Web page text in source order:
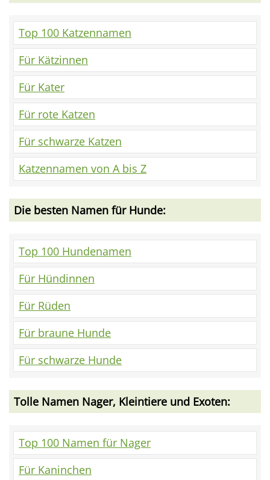
Top 100 Katzennamen
Für Kätzinnen
Für Kater
Für rote Katzen
Für schwarze Katzen
Katzennamen von A bis Z
Die besten Namen für Hunde:
Top 100 Hundenamen
Für Hündinnen
Für Rüden
Für braune Hunde
Für schwarze Hunde
Tolle Namen Nager, Kleintiere und Exoten:
Top 100 Namen für Nager
Für Kaninchen